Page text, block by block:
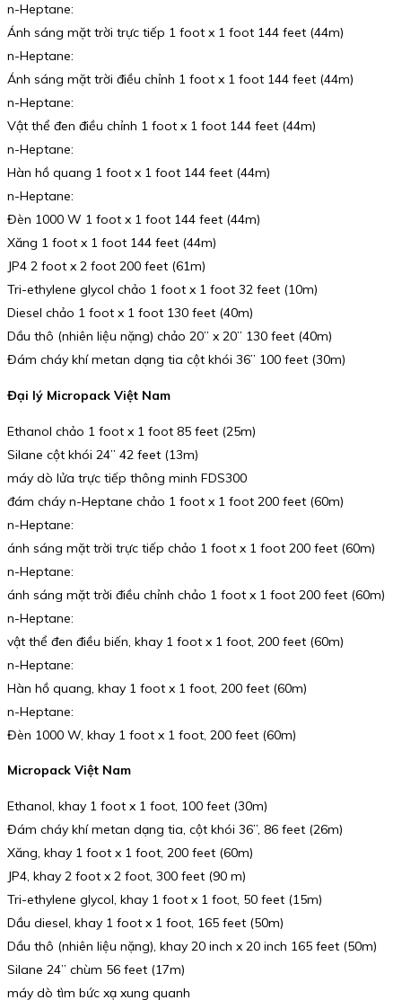
n-Heptane:
Ánh sáng mặt trời trực tiếp 1 foot x 1 foot 144 feet (44m)
n-Heptane:
Ánh sáng mặt trời điều chỉnh 1 foot x 1 foot 144 feet (44m)
n-Heptane:
Vật thể đen điều chỉnh 1 foot x 1 foot 144 feet (44m)
n-Heptane:
Hàn hồ quang 1 foot x 1 foot 144 feet (44m)
n-Heptane:
Đèn 1000 W 1 foot x 1 foot 144 feet (44m)
Xăng 1 foot x 1 foot 144 feet (44m)
JP4 2 foot x 2 foot 200 feet (61m)
Tri-ethylene glycol chảo 1 foot x 1 foot 32 feet (10m)
Diesel chảo 1 foot x 1 foot 130 feet (40m)
Dầu thô (nhiên liệu nặng) chảo 20” x 20” 130 feet (40m)
Đám cháy khí metan dạng tia cột khói 36” 100 feet (30m)
Đại lý Micropack Việt Nam
Ethanol chảo 1 foot x 1 foot 85 feet (25m)
Silane cột khói 24” 42 feet (13m)
máy dò lửa trực tiếp thông minh FDS300
đám cháy n-Heptane chảo 1 foot x 1 foot 200 feet (60m)
n-Heptane:
ánh sáng mặt trời trực tiếp chảo 1 foot x 1 foot 200 feet (60m)
n-Heptane:
ánh sáng mặt trời điều chỉnh chảo 1 foot x 1 foot 200 feet (60m)
n-Heptane:
vật thể đen điều biến, khay 1 foot x 1 foot, 200 feet (60m)
n-Heptane:
Hàn hồ quang, khay 1 foot x 1 foot, 200 feet (60m)
n-Heptane:
Đèn 1000 W, khay 1 foot x 1 foot, 200 feet (60m)
Micropack Việt Nam
Ethanol, khay 1 foot x 1 foot, 100 feet (30m)
Đám cháy khí metan dạng tia, cột khói 36”, 86 feet (26m)
Xăng, khay 1 foot x 1 foot, 200 feet (60m)
JP4, khay 2 foot x 2 foot, 300 feet (90 m)
Tri-ethylene glycol, khay 1 foot x 1 foot, 50 feet (15m)
Dầu diesel, khay 1 foot x 1 foot, 165 feet (50m)
Dầu thô (nhiên liệu nặng), khay 20 inch x 20 inch 165 feet (50m)
Silane 24” chùm 56 feet (17m)
máy dò tìm bức xạ xung quanh